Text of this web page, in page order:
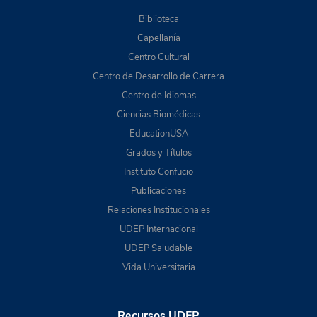
Biblioteca
Capellanía
Centro Cultural
Centro de Desarrollo de Carrera
Centro de Idiomas
Ciencias Biomédicas
EducationUSA
Grados y Títulos
Instituto Confucio
Publicaciones
Relaciones Institucionales
UDEP Internacional
UDEP Saludable
Vida Universitaria